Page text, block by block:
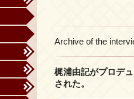
Archive of the
梶浦由記がプロデ
された。
FictionJunction
Kalafina
See-Saw
Saeko Chiba
Lyrics & Song Info
About Kajiurago
Official